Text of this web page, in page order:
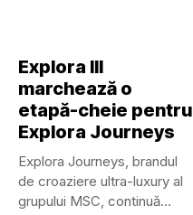
Explora III
marchează o
etapă-cheie pentru
Explora Journeys
Explora Journeys, brandul
de croaziere ultra-luxury al
grupului MSC, continuă